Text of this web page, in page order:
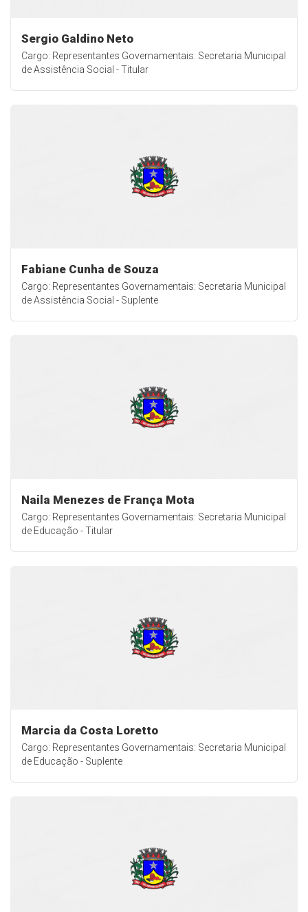
Sergio Galdino Neto
Cargo: Representantes Governamentais: Secretaria Municipal
de Assistência Social - Titular
Fabiane Cunha de Souza
Cargo: Representantes Governamentais: Secretaria Municipal
de Assistência Social - Suplente
Naila Menezes de França Mota
Cargo: Representantes Governamentais: Secretaria Municipal
de Educação - Titular
Marcia da Costa Loretto
Cargo: Representantes Governamentais: Secretaria Municipal
de Educação - Suplente